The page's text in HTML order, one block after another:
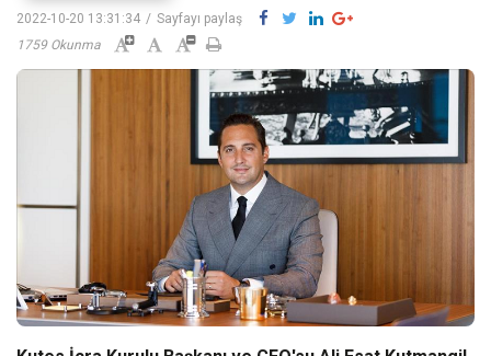
2022-10-20 13:31:34 / Sayfayı paylaş
1759 Okunma